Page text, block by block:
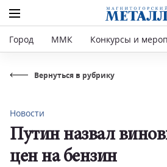
Город ММК Конкурсы и
Вернуться в рубрику
Новости
Путин назвал
цен на бензин